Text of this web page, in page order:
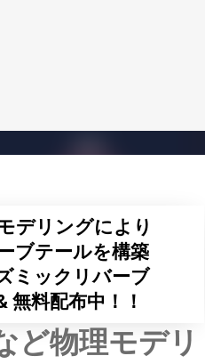
デリングにより
ブテールを構築
ミックリバーブ
料配布中！！
ど物理モデリ